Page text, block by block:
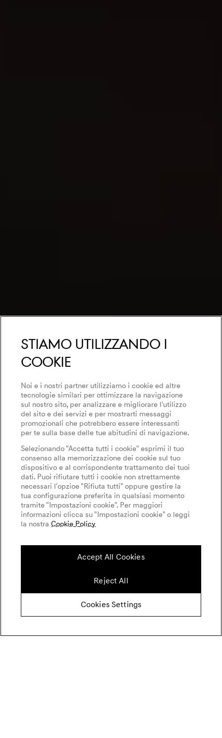
Stiamo utilizzando i
cookie
Noi e i nostri partner utilizziamo i cookie ed altre
tecnologie similari per ottimizzare la navigazione
sul nostro sito, per analizzare e migliorare l'utilizzo
del sito e dei servizi e per mostrarti messaggi
promozionali che potrebbero essere interessanti
per te sulla base delle tue abitudini di navigazione.
Selezionando "Accetta tutti i cookie" esprimi il tuo
consenso alla memorizzazione dei cookie sul tuo
dispositivo e al corrispondente trattamento dei tuoi
dati. Puoi rifiutare tutti i cookie non strettamente
necessari l'opzioe "Rifiuta tutti" oppure gestire la
tua configurazione preferita in qualsiasi momento
tramite "Impostazioni cookie". Per maggiori
informazioni clicca su "Impostazioni cookie" o leggi
la nostraCookie Policy
Accept All Cookies
Reject All
Cookies Settings